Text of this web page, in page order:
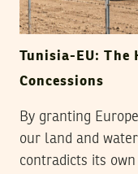
Tunisia-EU: The
Concessions
By granting
our land and
contradicts its